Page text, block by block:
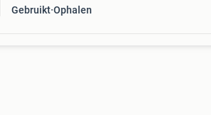
Gebruikt Ophalen